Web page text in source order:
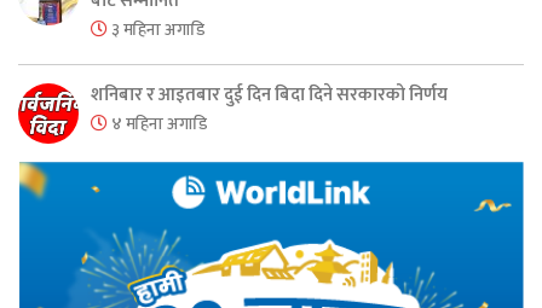
३ महिना अगाडि
शनिबार र आइतबार दुई दिन बिदा दिने सरकारको निर्णय
४ महिना अगाडि